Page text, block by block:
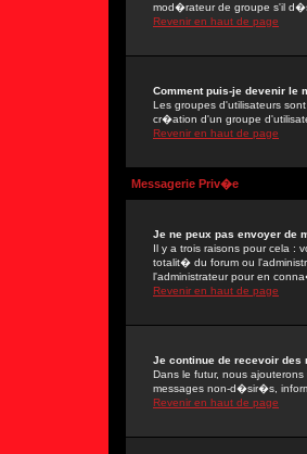
mod�rateur de groupe s'il
Revenir en haut de page
Comment puis-je devenir le
Les groupes d'utilisateurs
cr�ation d'un groupe
Revenir en haut de page
Messagerie Priv�e
Je ne peux pas envoyer de
Il y a trois raisons pour cela
totalit� du forum ou
l'administrateur pour en
Revenir en haut de page
Je continue de recevoir
Dans le futur, nous
messages non-d�sir�s,
Revenir en haut de page